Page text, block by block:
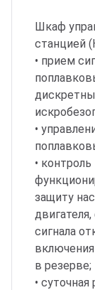
Шкаф
станцией
• прием
•
•
защиту
сигнала
включения
в резерве;
•